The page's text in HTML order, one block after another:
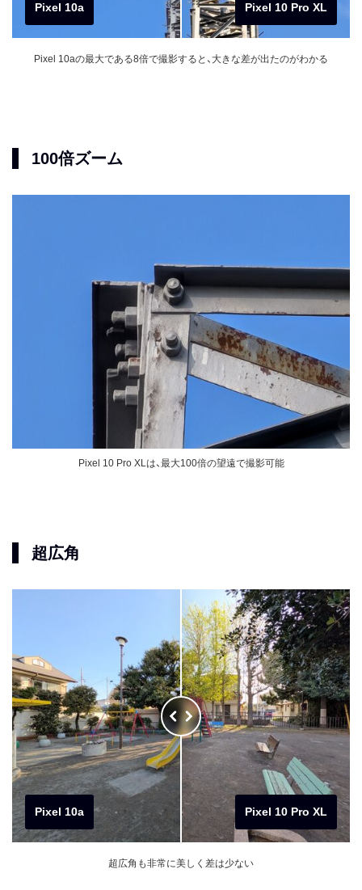
Pixel 10 Pro XL
Pixel 10a
Pixel 10aの最大である8倍で撮影すると、大きな差が出たのがわかる
100倍ズーム
Pixel 10 Pro XLは、最大100倍の望遠で撮影可能
超広角
Pixel 10 Pro XL
Pixel 10a
超広角も非常に美しく差は少ない